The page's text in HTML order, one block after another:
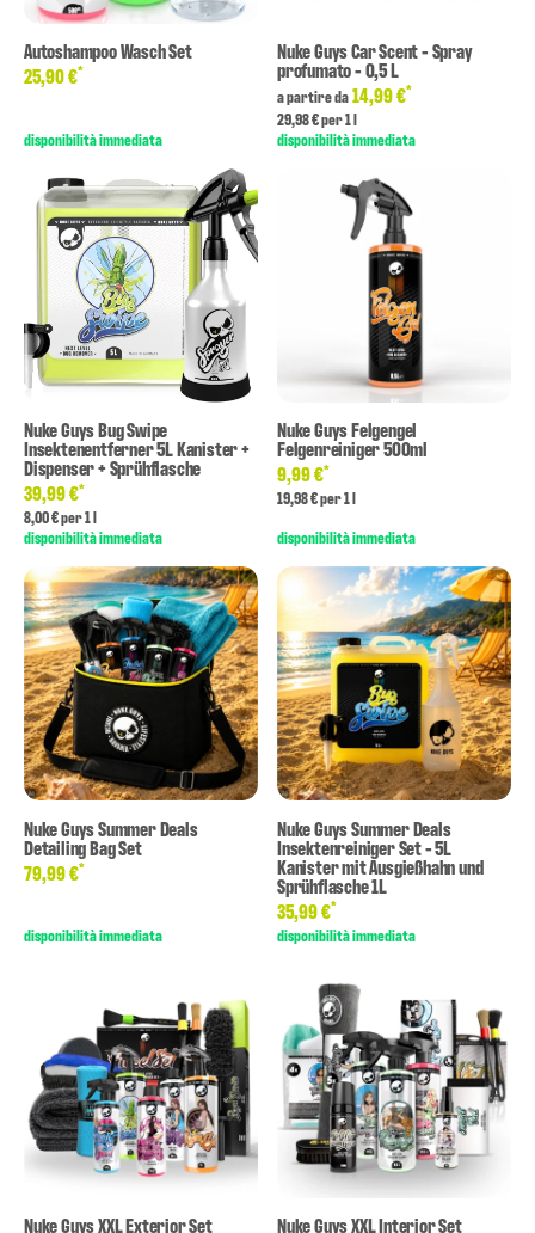
Autoshampoo Wasch Set
25,90 €*
disponibilità immediata
Nuke Guys Car Scent - Spray
profumato - 0,5 L
a partire da14,99 €*
29,98 € per 1 l
disponibilità immediata
Nuke Guys Bug Swipe
Insektenentferner 5L Kanister +
Dispenser + Sprühflasche
39,99 €*
8,00 € per 1 l
disponibilità immediata
Nuke Guys Felgengel
Felgenreiniger 500ml
9,99 €*
19,98 € per 1 l
disponibilità immediata
Nuke Guys Summer Deals
Detailing Bag Set
79,99 €*
disponibilità immediata
Nuke Guys Summer Deals
Insektenreiniger Set - 5L
Kanister mit Ausgießhahn und
Sprühflasche 1L
35,99 €*
disponibilità immediata
Nuke Guys XXL Exterior Set Nuke Guys XXL Interior Set